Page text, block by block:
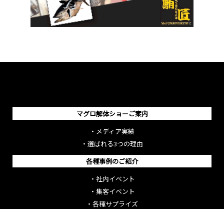
マグロ解体ショーご案内
・ メディア実績
・ 選ばれる3つの理由
各種事例のご紹介
・ 社内イベント
・ 集客イベント
・ 各種サプライズ